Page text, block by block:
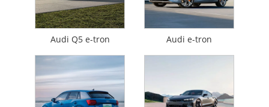
Audi Q5 e-tron Audi e-tron